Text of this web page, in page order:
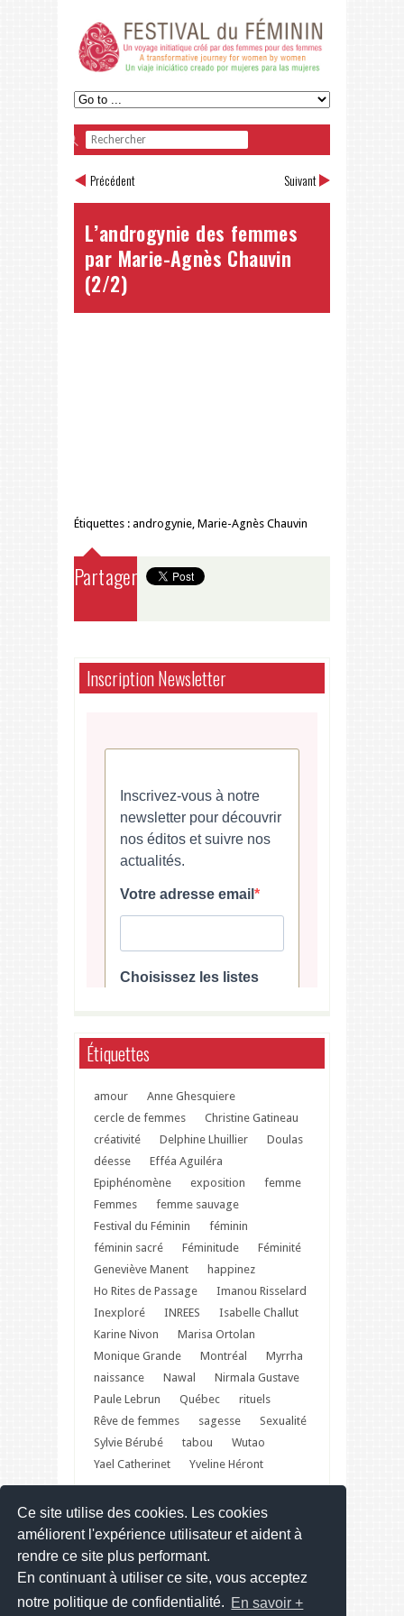
Ce site utilise des cookies. Les cookies
améliorent l'expérience utilisateur et aident à
rendre ce site plus performant.
En continuant à utiliser ce site, vous acceptez
notre politique de confidentialité. En savoir +
Précédent Suivant
L’androgynie des femmes
par Marie-Agnès Chauvin
(2/2)
Étiquettes : androgynie Marie-Agnès Chauvin
Partager
Inscription Newsletter
Étiquettes
amour
Anne Ghesquiere
cercle de femmes
Christine Gatineau
créativité
Delphine Lhuillier
Doulas
déesse
Efféa Aguiléra
Epiphénomène
exposition
femme
Femmes
femme sauvage
Festival du Féminin
féminin
féminin sacré
Féminitude
Féminité
Geneviève Manent
happinez
Ho Rites de Passage
Imanou Risselard
Inexploré
INREES
Isabelle Challut
Karine Nivon
Marisa Ortolan
Monique Grande
Montréal
Myrrha
naissance
Nawal
Nirmala Gustave
Paule Lebrun
Québec
rituels
Rêve de femmes
sagesse
Sexualité
Sylvie Bérubé
tabou
Wutao
Yael Catherinet
Yveline Héront
Festival du Féminin – Web site